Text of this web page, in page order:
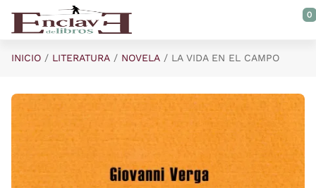
Saltar al contenido principal
0
INICIO LITERATURA NOVELA LA VIDA EN EL CAMPO